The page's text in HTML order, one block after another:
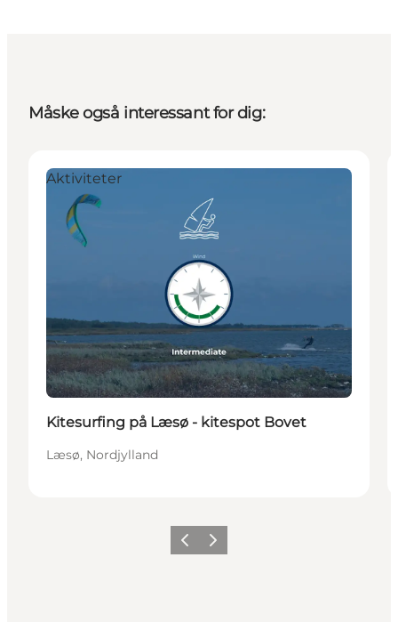
Måske også interessant for dig:
Aktiviteter
Kitesurfing på Læsø - kitespot Bovet
Læsø, Nordjylland
Forrige billede
Næste billede